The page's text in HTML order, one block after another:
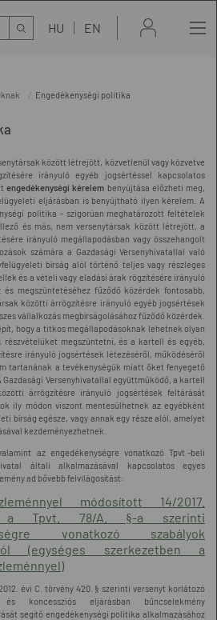
HU EN
Engedékenységi politika
között létrejött, közvetlenül vagy közvetve
irányuló egyéb jogsértéssel kapcsolatos
engedékenységi kérelem benyújtása előzheti meg,
eljárásban is benyújtható ilyen kérelem. A
politika - szigorúan meghatározott feltételek
és más, nem versenytársak között létrejött, a
irányuló megállapodásban vagy összehangolt
számára a Gazdasági Versenyhivatallal való
bírság alól történő teljes vagy részleges
és a vételi vagy eladási árak rögzítésére irányuló
megszüntetéséhez fűződő közérdek fontosabb,
közötti árrögzítésre irányuló egyéb jogsértések
vállalkozás megbírságolásához fűződő közérdek.
hogy a titkos megállapodásoknak lehetnek olyan
részvételüket megszüntetni, és a kartell és egyéb,
irányuló jogsértések létezéséről, működéséről
tartanának a tevékenységük miatt őket fenyegető
Versenyhivatallal együttműködő, a kartell
árrögzítésre irányuló jogsértések feltárását
ily módon viszont mentesülhetnek az egyébként
bírság egésze, vagy annak egy része alól, amelyet
kezdeményezhetnek.
az engedékenységre vonatkozó Tpvt.-beli
általi alkalmazásával kapcsolatos egyes
ad bővebb felvilágosítást:
módosított 14/2017.
a Tpvt. 78/A. §-a szerinti
vonatkozó szabályok
(egységes szerkezetben a
évi C. törvény 420. § szerinti versenyt korlátozó
és koncessziós eljárásban bűncselekmény
segítő engedékenységi politika alkalmazásához